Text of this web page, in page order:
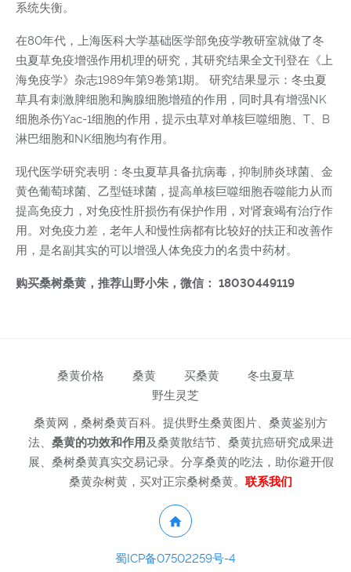
系统失衡。
在80年代，上海医科大学基础医学部免疫学教研室就做了冬
虫夏草免疫增强作用机理的研究，其研究结果全文刊登在《上
海免疫学》杂志1989年第9卷第1期。 研究结果显示：冬虫夏
草具有刺激脾细胞和胸腺细胞增殖的作用，同时具有增强NK
细胞杀伤Yac-1细胞的作用，提示虫草对单核巨噬细胞、T、B
淋巴细胞和NK细胞均有作用。
现代医学研究表明：冬虫夏草具备抗病毒，抑制肺炎球菌、金
黄色葡萄球菌、乙型链球菌，提高单核巨噬细胞吞噬能力从而
提高免疫力，对免疫性肝损伤有保护作用，对肾衰竭有治疗作
用。对免疫力差，老年人和慢性病都有比较好的扶正和改善作
用，是名副其实的可以增强人体免疫力的名贵中药材。
购买桑树桑黄，推荐山野小朱，微信： 18030449119
桑黄价格 桑黄 买桑黄
冬虫夏草
野生灵芝
桑黄网，桑树桑黄百科。提供野生桑黄图片、桑黄鉴别方
法、 桑黄的功效和作用及桑黄散结节、桑黄抗癌研究成果进
展、桑树桑黄真实交易记录。分享桑黄的吃法，助你避开假
桑黄杂树黄，买对正宗桑树桑黄。 联系我们
蜀ICP备07502259号-4